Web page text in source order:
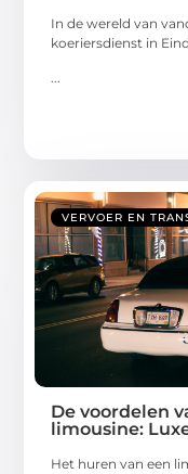
In de wereld van
koeriersdienst in
...
VERVOER EN
De voordelen
limousine:
Het huren van een